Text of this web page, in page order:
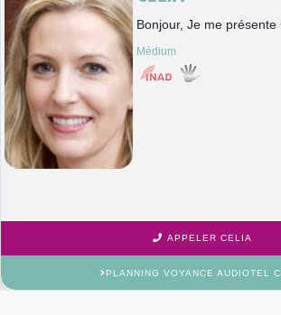
Bonjour, Je me présente
Médium
APPELER CELIA
PLANNING VOYANCE AUDIOTEL